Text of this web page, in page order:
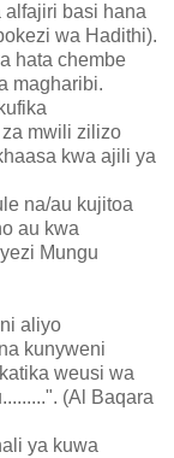
alfajiri basi hana
wa Hadithi).
hata chembe
magharibi.
mwili zilizo
kwa ajili ya
na/au kujitoa
au kwa
Mungu
aliyo
kunyweni
weusi wa
(Al Baqara
ya kuwa